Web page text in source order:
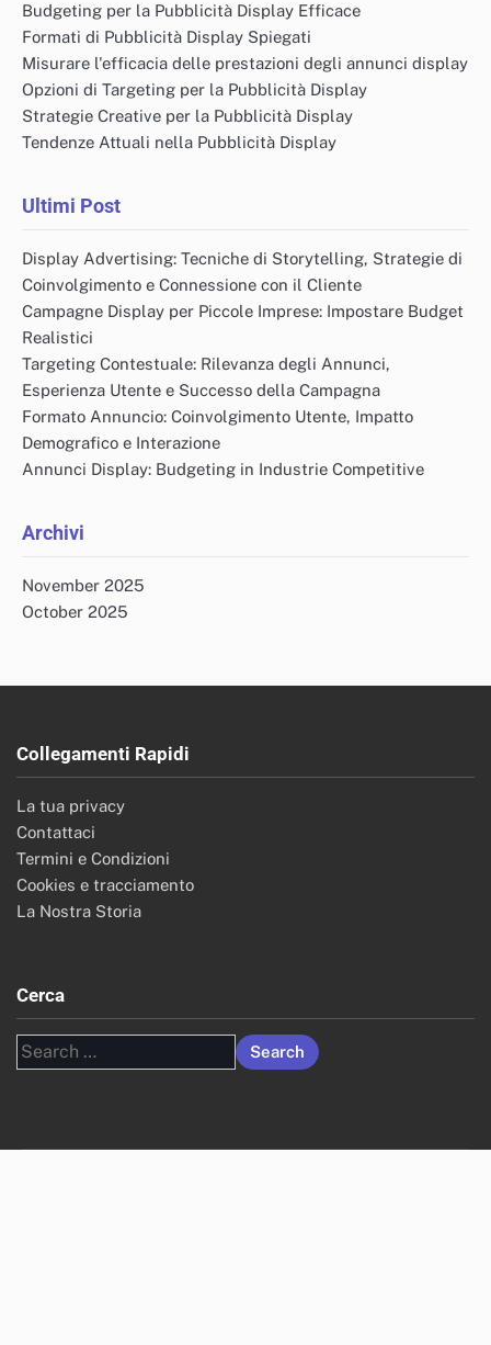
Budgeting per la Pubblicità Display Efficace
Formati di Pubblicità Display Spiegati
Misurare l'efficacia delle prestazioni degli annunci display
Opzioni di Targeting per la Pubblicità Display
Strategie Creative per la Pubblicità Display
Tendenze Attuali nella Pubblicità Display
Ultimi Post
Display Advertising: Tecniche di Storytelling, Strategie di
Coinvolgimento e Connessione con il Cliente
Campagne Display per Piccole Imprese: Impostare Budget
Realistici
Targeting Contestuale: Rilevanza degli Annunci,
Esperienza Utente e Successo della Campagna
Formato Annuncio: Coinvolgimento Utente, Impatto
Demografico e Interazione
Annunci Display: Budgeting in Industrie Competitive
Archivi
November 2025
October 2025
Collegamenti Rapidi
La tua privacy
Contattaci
Termini e Condizioni
Cookies e tracciamento
La Nostra Storia
Cerca
Search
for: